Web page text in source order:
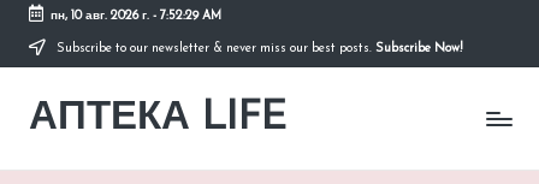
Перейти
содержимому
пн, 10 авг. 2026 г.- 7:52:29 AM
Subscribe to our newsletter & never miss our best posts. Subscribe Now!
АПТЕКА LIFE
сайт